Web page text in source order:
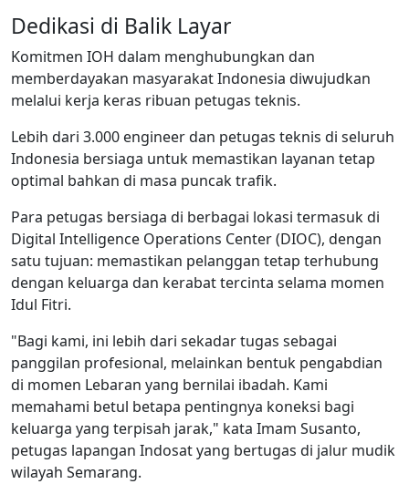
Dedikasi di Balik Layar
Komitmen IOH dalam menghubungkan dan
memberdayakan masyarakat Indonesia diwujudkan
melalui kerja keras ribuan petugas teknis.
Lebih dari 3.000 engineer dan petugas teknis di seluruh
Indonesia bersiaga untuk memastikan layanan tetap
optimal bahkan di masa puncak trafik.
Para petugas bersiaga di berbagai lokasi termasuk di
Digital Intelligence Operations Center (DIOC), dengan
satu tujuan: memastikan pelanggan tetap terhubung
dengan keluarga dan kerabat tercinta selama momen
Idul Fitri.
"Bagi kami, ini lebih dari sekadar tugas sebagai
panggilan profesional, melainkan bentuk pengabdian
di momen Lebaran yang bernilai ibadah. Kami
memahami betul betapa pentingnya koneksi bagi
keluarga yang terpisah jarak," kata Imam Susanto,
petugas lapangan Indosat yang bertugas di jalur mudik
wilayah Semarang.